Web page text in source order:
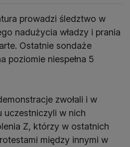
prowadzi śledztwo w
nadużycia władzy i prania
Ostatnie sondaże
poziomie niespełna 5
zwołali i w
uczestniczyli w nich
Z, którzy w ostatnich
między innymi w